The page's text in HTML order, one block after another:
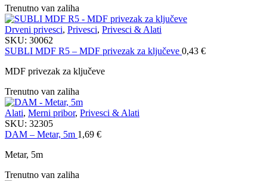
Trenutno van zaliha
Drveni privesci, Privesci, Privesci & Alati
SKU: 30062
SUBLI MDF R5 – MDF privezak za ključeve 0,43 €
MDF privezak za ključeve
Trenutno van zaliha
Alati, Merni pribor, Privesci & Alati
SKU: 32305
DAM – Metar, 5m 1,69 €
Metar, 5m
Trenutno van zaliha